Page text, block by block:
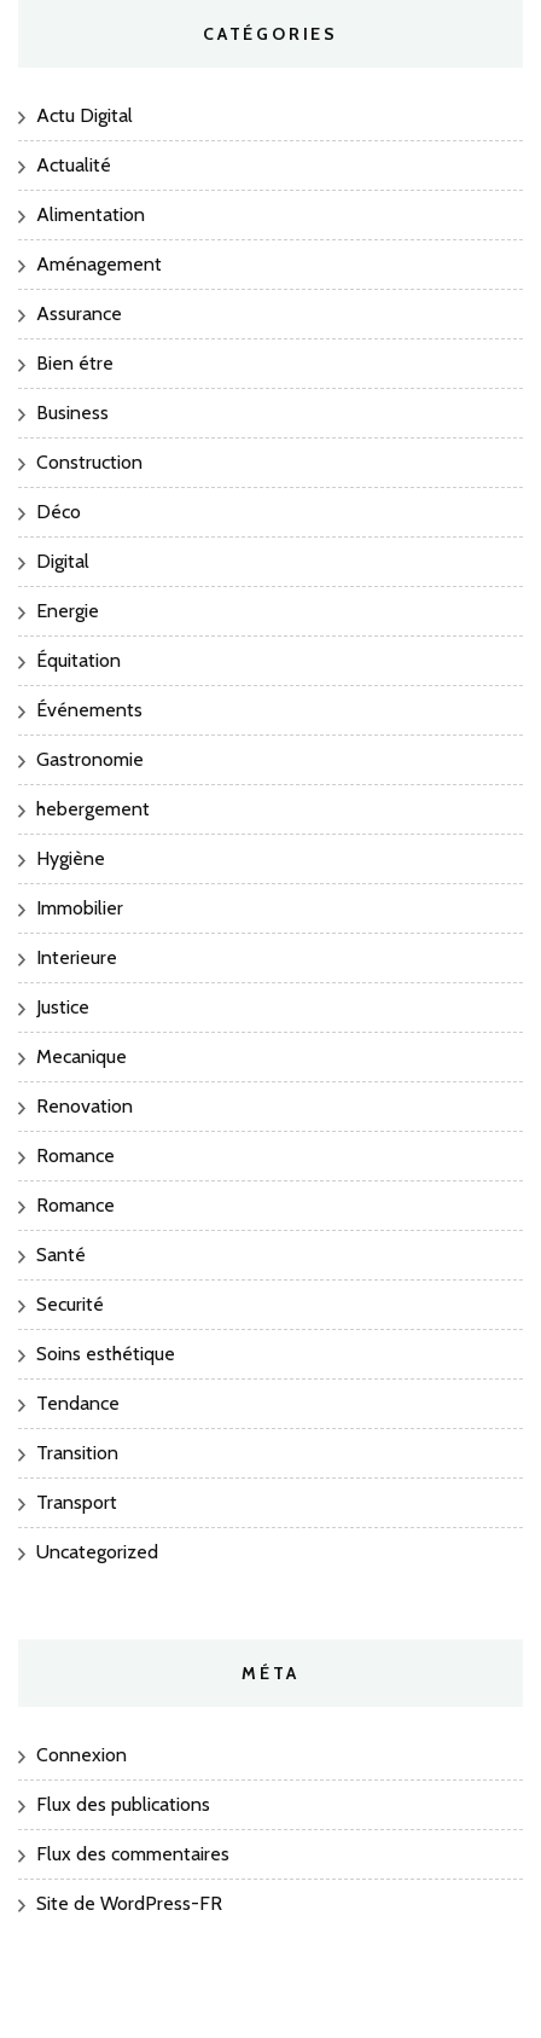
CATÉGORIES
Actu Digital
Actualité
Alimentation
Aménagement
Assurance
Bien étre
Business
Construction
Déco
Digital
Energie
Équitation
Événements
Gastronomie
hebergement
Hygiène
Immobilier
Interieure
Justice
Mecanique
Renovation
Romance
Romance
Santé
Securité
Soins esthétique
Tendance
Transition
Transport
Uncategorized
MÉTA
Connexion
Flux des publications
Flux des commentaires
Site de WordPress-FR